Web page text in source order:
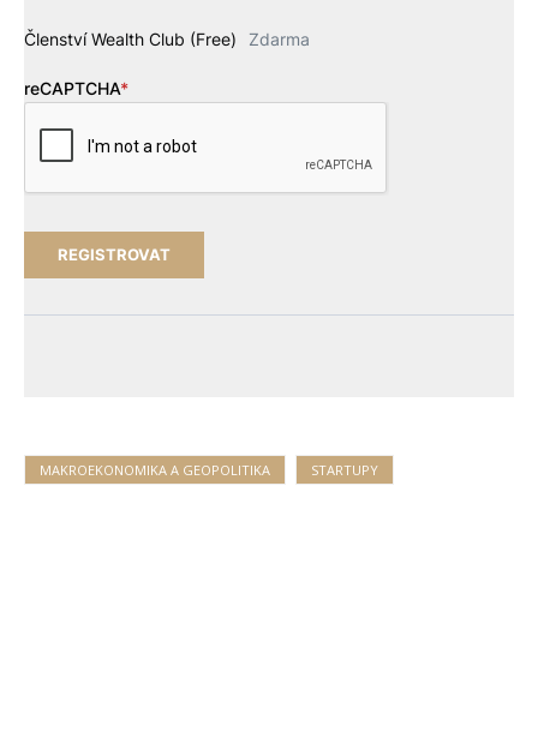
Členství Wealth Club (Free) Zdarma
reCAPTCHA*
MAKROEKONOMIKA A GEOPOLITIKA STARTUPY